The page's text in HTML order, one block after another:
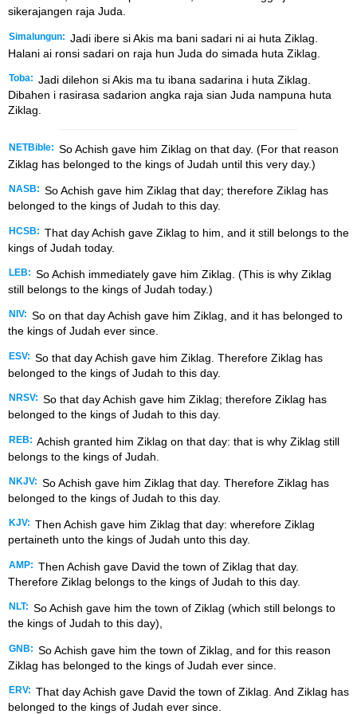
sikerajangen raja Juda.
Simalungun: Jadi ibere si Akis ma bani sadari ni ai huta Ziklag.
Halani ai ronsi sadari on raja hun Juda do simada huta Ziklag.
Toba: Jadi dilehon si Akis ma tu ibana sadarina i huta Ziklag.
Dibahen i rasirasa sadarion angka raja sian Juda nampuna huta
Ziklag.
NETBible: So Achish gave him Ziklag on that day. (For that reason
Ziklag has belonged to the kings of Judah until this very day.)
NASB: So Achish gave him Ziklag that day; therefore Ziklag has
belonged to the kings of Judah to this day.
HCSB: That day Achish gave Ziklag to him, and it still belongs to the
kings of Judah today.
LEB: So Achish immediately gave him Ziklag. (This is why Ziklag
still belongs to the kings of Judah today.)
NIV: So on that day Achish gave him Ziklag, and it has belonged to
the kings of Judah ever since.
ESV: So that day Achish gave him Ziklag. Therefore Ziklag has
belonged to the kings of Judah to this day.
NRSV: So that day Achish gave him Ziklag; therefore Ziklag has
belonged to the kings of Judah to this day.
REB: Achish granted him Ziklag on that day: that is why Ziklag still
belongs to the kings of Judah.
NKJV: So Achish gave him Ziklag that day. Therefore Ziklag has
belonged to the kings of Judah to this day.
KJV: Then Achish gave him Ziklag that day: wherefore Ziklag
pertaineth unto the kings of Judah unto this day.
AMP: Then Achish gave David the town of Ziklag that day.
Therefore Ziklag belongs to the kings of Judah to this day.
NLT: So Achish gave him the town of Ziklag (which still belongs to
the kings of Judah to this day),
GNB: So Achish gave him the town of Ziklag, and for this reason
Ziklag has belonged to the kings of Judah ever since.
ERV: That day Achish gave David the town of Ziklag. And Ziklag has
belonged to the kings of Judah ever since.